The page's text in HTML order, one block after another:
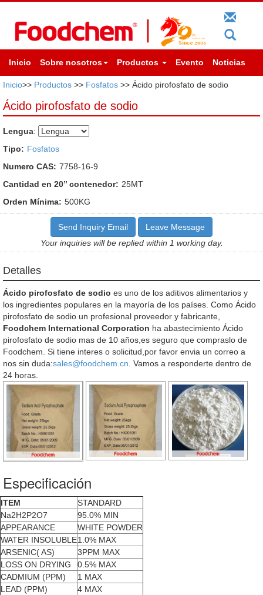
Inicio Sobre nosotros Productos Evento Noticias
Inicio>> Productos >> Fosfatos >> Ácido pirofosfato de sodio
Ácido pirofosfato de sodio
Lengua:
Tipo: Fosfatos
Numero CAS: 7758-16-9
Cantidad en 20’’ contenedor: 25MT
Orden Mínima: 500KG
Send Inquiry Email
Leave Message
Your inquiries will be replied within 1 working day.
Detalles
Ácido pirofosfato de sodio es uno de los aditivos alimentarios y
los ingredientes populares en la mayoría de los países. Como Ácido
pirofosfato de sodio un profesional proveedor y fabricante,
Foodchem International Corporation ha abastecimiento Ácido
pirofosfato de sodio mas de 10 años,es seguro que compraslo de
Foodchem. Si tiene interes o solicitud,por favor envia un correo a
nos sin duda:sales@foodchem.cn . Vamos a responderte dentro de
24 horas.
Especificación
ITEM
STANDARD
Na2H2P2O7
95.0% MIN
APPEARANCE
WHITE POWDER
WATER INSOLUBLE1.0% MAX
ARSENIC( AS)
3PPM MAX
LOSS ON DRYING
0.5% MAX
CADMIUM (PPM)
1 MAX
LEAD (PPM)
4 MAX